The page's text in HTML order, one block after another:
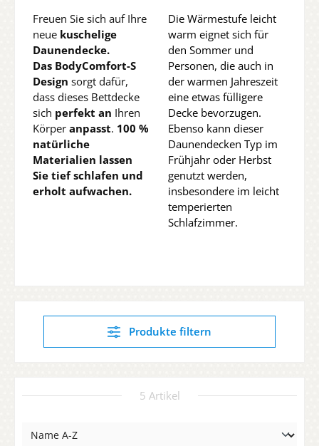
Freuen Sie sich auf Ihre
neue kuschelige
Daunendecke.
Das BodyComfort-S
Design sorgt dafür,
dass dieses Bettdecke
sich perfekt an Ihren
Körper anpasst. 100 %
natürliche
Materialien lassen
Sie tief schlafen und
erholt aufwachen.
Die Wärmestufe leicht
warm eignet sich für
den Sommer und
Personen, die auch in
der warmen Jahreszeit
eine etwas fülligere
Decke bevorzugen.
Ebenso kann dieser
Daunendecken Typ im
Frühjahr oder Herbst
genutzt werden,
insbesondere im leicht
temperierten
Schlafzimmer.
Produkte filtern
5 Artikel